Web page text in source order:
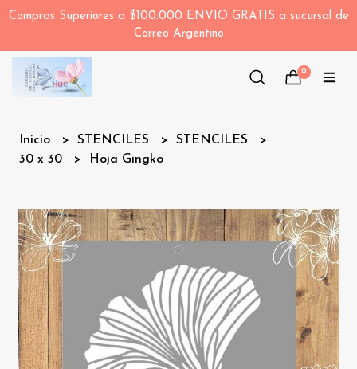
Compras Superiores a $100.000 ENVIO GRATIS a sucursal de
Correo Argentino
0
Inicio STENCILES
STENCILES
30 x 30
Hoja Gingko